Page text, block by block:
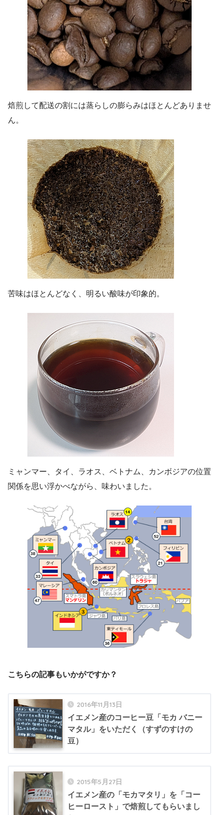
焙煎して配送の割には蒸らしの膨らみはほとんどありませ
ん。
苦味はほとんどなく、明るい酸味が印象的。
ミャンマー、タイ、ラオス、ベトナム、カンボジアの位置
関係を思い浮かべながら、味わいました。
こちらの記事もいかがですか？
2016年11月13日
イエメン産のコーヒー豆「モカ バニー
マタル」をいただく（すずのすけの
豆）
2015年5月27日
イエメン産の「モカマタリ」を「コー
ヒーロースト」で焙煎してもらいまし